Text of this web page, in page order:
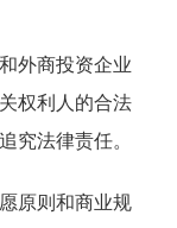
外商投资企业
权利人的合法
究法律责任。
原则和商业规